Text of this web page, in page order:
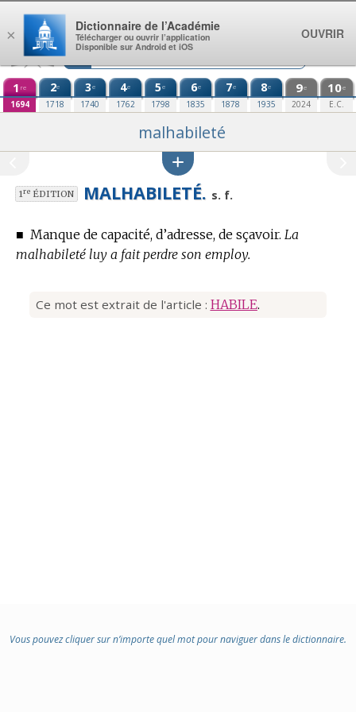
Aller au contenu
1 re
1694
2e
1718
3e
1740
4e
1762
5e
1798
6e
1835
7e
1878
8e
1935
9e
2024
10e
E.C.
malhabileté
1reÉDITION MALHABILETÉ. s. f.
■ Manque de capacité, d’adresse, de sçavoir. La
malhabileté luy a fait perdre son employ.
Ce mot est extrait de l'article : HABILE.
Vous pouvez cliquer sur n’importe quel mot pour naviguer dans le dictionnaire.
×
Dictionnaire de l’Académie
Télécharger ou ouvrir l’application
Disponible sur Android et iOS
OUVRIR